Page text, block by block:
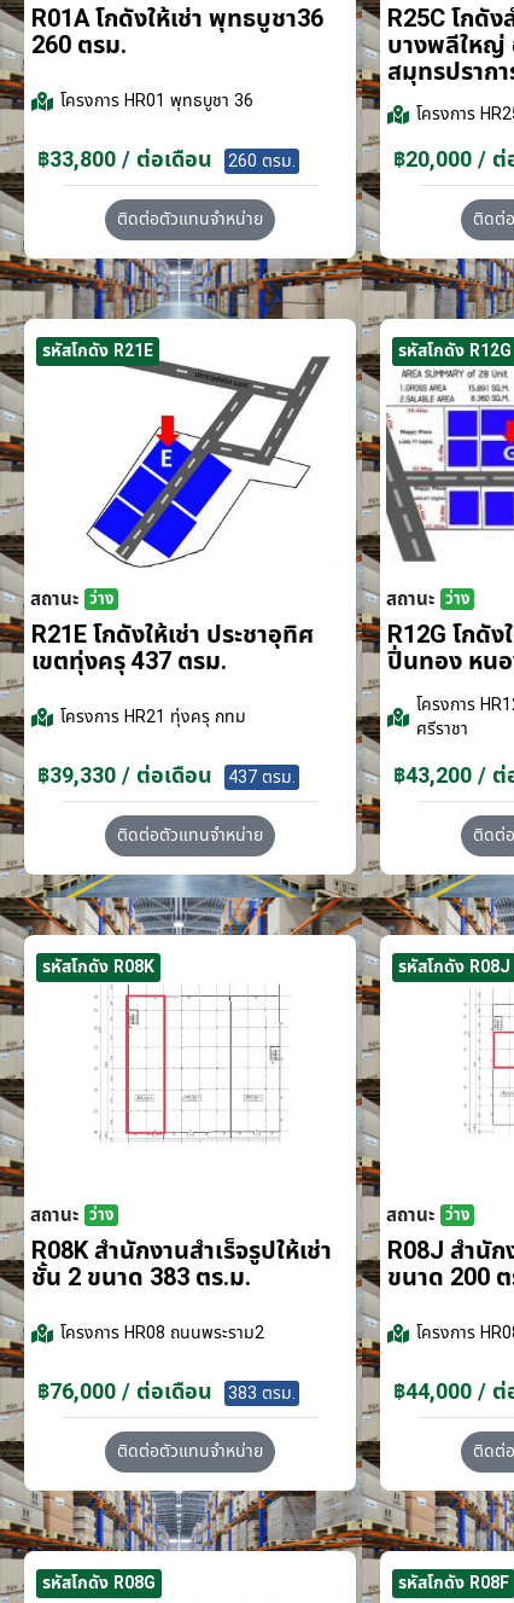
R01A โกดังให้เช่า พุทธบูชา36
260 ตรม.
โครงการHR01 พุทธบูชา 36
฿33,800 / ต่อเดือน 260 ตรม.
ติดต่อตัวแทนจำหน่าย
R25C โกดัง
บางพลีใหญ่
สมุทรปราก
โครงการ
฿20,000 / ต่
ติดต่
รหัสโกดัง R21E
สถานะ ว่าง
R21E โกดังให้เช่า ประชาอุทิศ
เขตทุ่งครุ 437 ตรม.
โครงการHR21 ทุ่งครุ กทม
฿39,330 / ต่อเดือน 437 ตรม.
ติดต่อตัวแทนจำหน่าย
รหัสโกดัง R12G
สถานะ ว่าง
R12G โกดั
ปิ่นทอง หน
โครงการ
ศรีราชา
฿43,200 / ต่
ติดต่
รหัสโกดัง R08K
สถานะ ว่าง
R08K สำนักงานสำเร็จรูปให้เช่า
ชั้น 2 ขนาด 383 ตร.ม.
โครงการHR08 ถนนพระราม2
฿76,000 / ต่อเดือน 383 ตรม.
ติดต่อตัวแทนจำหน่าย
รหัสโกดัง R08J
สถานะ ว่าง
R08J สำนัก
ขนาด 200
โครงการ
฿44,000 / ต่
ติดต่
รหัสโกดัง R08G รหัสโกดัง R08F